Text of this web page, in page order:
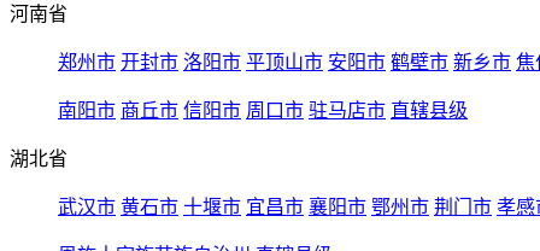
河南省
郑州市 开封市 洛阳市 平顶山市 安阳市 鹤壁市 新乡市 焦
南阳市 商丘市 信阳市 周口市 驻马店市 直辖县级
湖北省
武汉市 黄石市 十堰市 宜昌市 襄阳市 鄂州市 荆门市 孝感